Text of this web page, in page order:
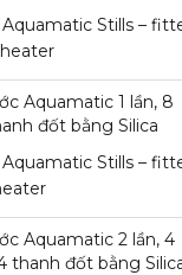
Stills –
Aquamatic 1 lần, 8
đốt bằng Silica
Stills –
Aquamatic 2 lần, 4
thanh đốt bằng